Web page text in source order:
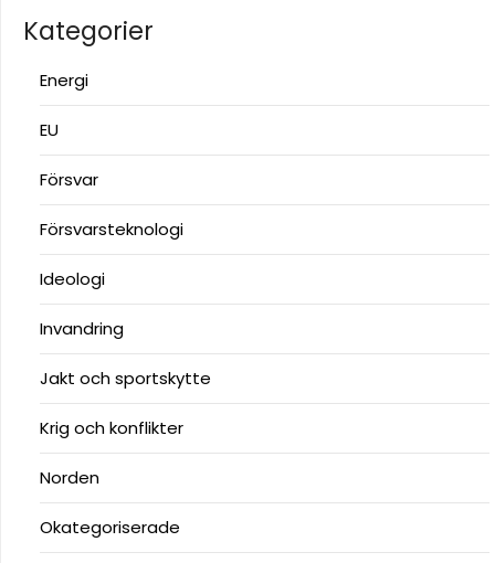
Kategorier
Energi
EU
Försvar
Försvarsteknologi
Ideologi
Invandring
Jakt och sportskytte
Krig och konflikter
Norden
Okategoriserade